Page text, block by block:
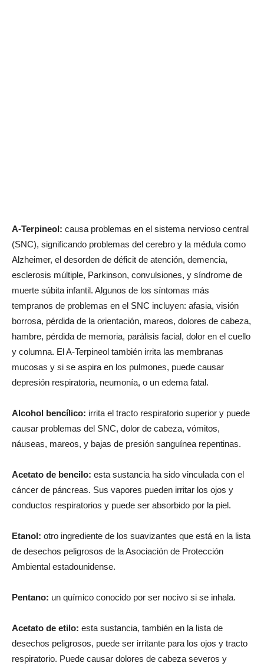
A-Terpineol: causa problemas en el sistema nervioso central
(SNC), significando problemas del cerebro y la médula como
Alzheimer, el desorden de déficit de atención, demencia,
esclerosis múltiple, Parkinson, convulsiones, y síndrome de
muerte súbita infantil. Algunos de los síntomas más
tempranos de problemas en el SNC incluyen: afasia, visión
borrosa, pérdida de la orientación, mareos, dolores de cabeza,
hambre, pérdida de memoria, parálisis facial, dolor en el cuello
y columna. El A-Terpineol también irrita las membranas
mucosas y si se aspira en los pulmones, puede causar
depresión respiratoria, neumonía, o un edema fatal.
Alcohol bencílico: irrita el tracto respiratorio superior y puede
causar problemas del SNC, dolor de cabeza, vómitos,
náuseas, mareos, y bajas de presión sanguínea repentinas.
Acetato de bencilo: esta sustancia ha sido vinculada con el
cáncer de páncreas. Sus vapores pueden irritar los ojos y
conductos respiratorios y puede ser absorbido por la piel.
Etanol: otro ingrediente de los suavizantes que está en la lista
de desechos peligrosos de la Asociación de Protección
Ambiental estadounidense.
Pentano: un químico conocido por ser nocivo si se inhala.
Acetato de etilo: esta sustancia, también en la lista de
desechos peligrosos, puede ser irritante para los ojos y tracto
respiratorio. Puede causar dolores de cabeza severos y